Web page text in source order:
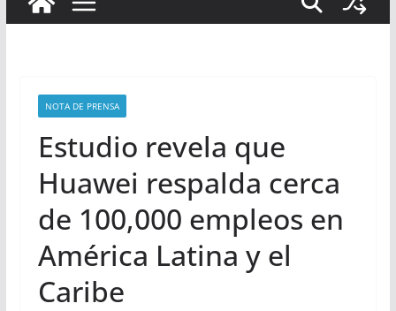
NOTA DE PRENSA
Estudio revela que
Huawei respalda cerca
de 100,000 empleos en
América Latina y el
Caribe